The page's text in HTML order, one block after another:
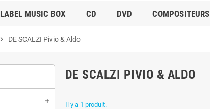
LABEL MUSIC BOX CD DVD COMPOSITEURS
chevron_right DE SCALZI Pivio & Aldo
add
DE SCALZI PIVIO & ALDO
Il y a 1 produit.